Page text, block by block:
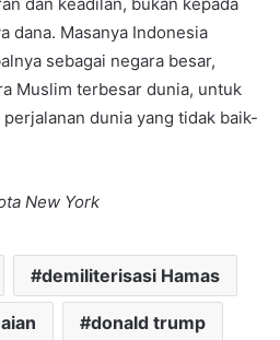
dana. Masanya Indonesia
sebagai negara besar,
Muslim terbesar dunia, untuk
dunia yang tidak baik-
New York
demiliterisasi Hamas
donald trump